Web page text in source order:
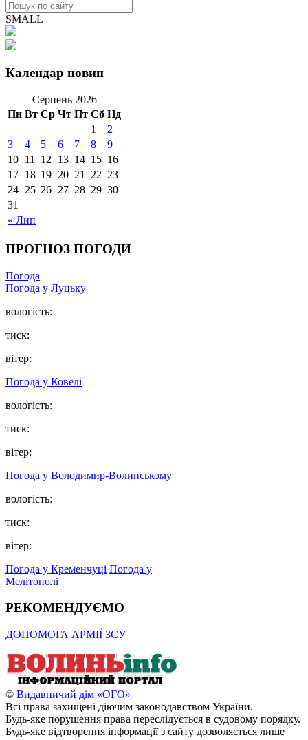
SMALL
Календар новин
Серпень 2026
Пн Вт Ср Чт Пт Сб Нд
« Лип
1
2
3
4 5 6 7 8
9
10 11 12 13 14 15 16
17 18 19 20 21 22 23
24 25 26 27 28 29 30
31
ПРОГНОЗ ПОГОДИ
Погода
Погода у Луцьку
вологість:
тиск:
вітер:
Погода у Ковелі
вологість:
тиск:
вітер:
Погода у Володимир-Волинському
вологість:
тиск:
вітер:
Погода у Кременчуці Погода у
Мелітополі
РЕКОМЕНДУЄМО
ДОПОМОГА АРМІЇ ЗСУ
© Видавничий дім «ОГО»
Всі права захищені діючим законодавством України.
Будь-яке порушення права переслідується в судовому порядку.
Будь-яке відтворення інформації з сайту дозволяється лише